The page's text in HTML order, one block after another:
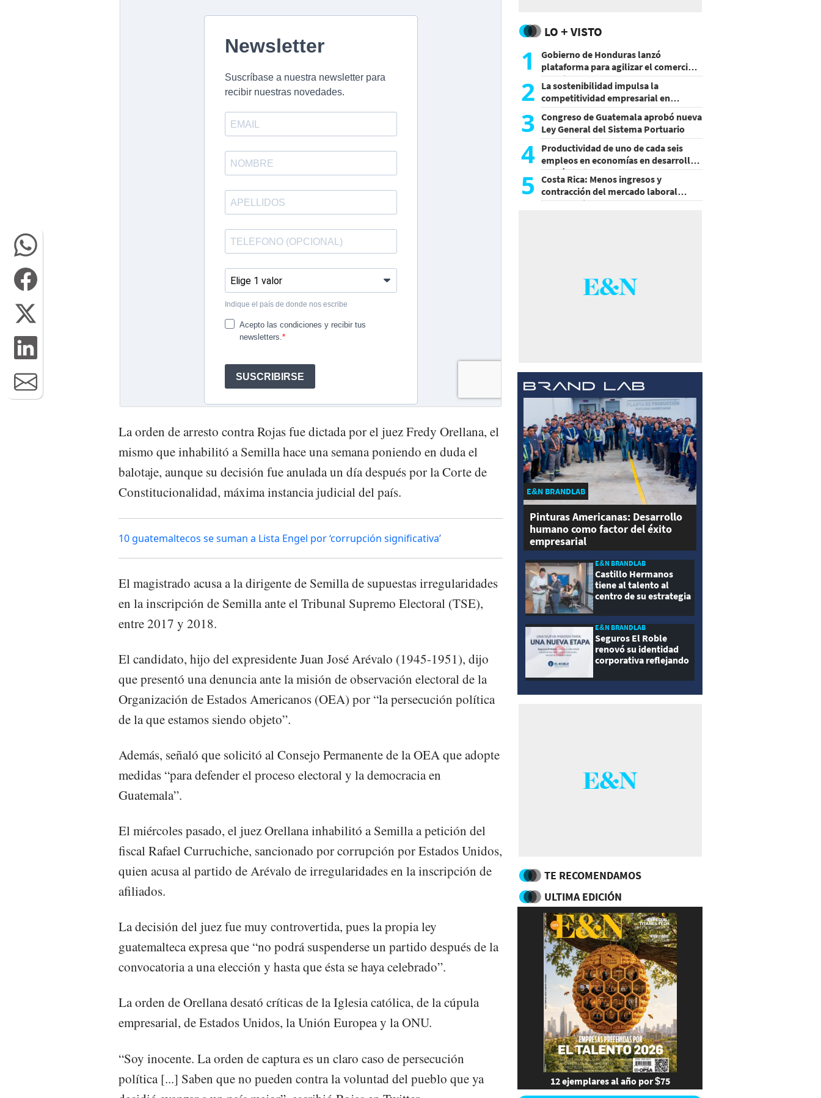
La orden de arresto contra Rojas fue dictada por el juez Fredy Orellana, el
mismo que inhabilitó a Semilla hace una semana poniendo en duda el
balotaje, aunque su decisión fue anulada un día después por la Corte de
Constitucionalidad, máxima instancia judicial del país.
10 guatemaltecos se suman a Lista Engel por ‘corrupción significativa’
El magistrado acusa a la dirigente de Semilla de supuestas irregularidades
en la inscripción de Semilla ante el Tribunal Supremo Electoral (TSE),
entre 2017 y 2018.
El candidato, hijo del expresidente Juan José Arévalo (1945-1951), dijo
que presentó una denuncia ante la misión de observación electoral de la
Organización de Estados Americanos (OEA) por “la persecución política
de la que estamos siendo objeto”.
Además, señaló que solicitó al Consejo Permanente de la OEA que adopte
medidas “para defender el proceso electoral y la democracia en
Guatemala”.
El miércoles pasado, el juez Orellana inhabilitó a Semilla a petición del
fiscal Rafael Curruchiche, sancionado por corrupción por Estados Unidos,
quien acusa al partido de Arévalo de irregularidades en la inscripción de
afiliados.
La decisión del juez fue muy controvertida, pues la propia ley
guatemalteca expresa que “no podrá suspenderse un partido después de la
convocatoria a una elección y hasta que ésta se haya celebrado”.
La orden de Orellana desató críticas de la Iglesia católica, de la cúpula
empresarial, de Estados Unidos, la Unión Europea y la ONU.
“Soy inocente. La orden de captura es un claro caso de persecución
política [...] Saben que no pueden contra la voluntad del pueblo que ya
LO + VISTO
1
Gobierno de Honduras lanzó
plataforma para agilizar el comercio
exterior
2 La sostenibilidad impulsa la
competitividad empresarial en
Guatemala
3 Congreso de Guatemala aprobó nueva
Ley General del Sistema Portuario
4 Productividad de uno de cada seis
empleos en economías en desarrollo
podría mejorar por la IA
5
Costa Rica: Menos ingresos y
contracción del mercado laboral
causan baja del consumo
E&N BRANDLAB
Pinturas Americanas: Desarrollo
humano como factor del éxito
empresarial
E&N BRANDLAB
Castillo Hermanos
tiene al talento al
centro de su estrategia
E&N BRANDLAB
Seguros El Roble
renovó su identidad
corporativa reflejando
modernidad
TE RECOMENDAMOS
ULTIMA EDICIÓN
12 ejemplares al año por $75